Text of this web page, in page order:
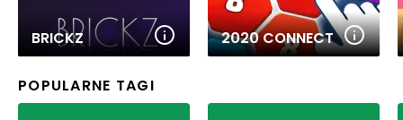
BRICKZ 2020 CONNECT
POPULARNE TAGI